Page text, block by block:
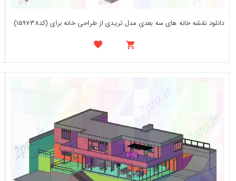
دانلود نقشه خانه های سه بعدی مدل تریدی از طراحی خانه برای (کد159738)